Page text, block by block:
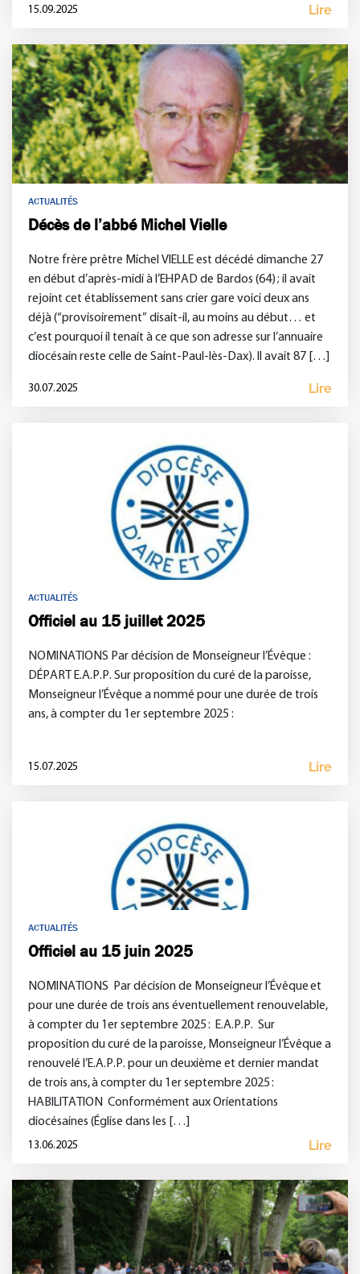
15.09.2025 Lire
ACTUALITÉS
Décès de l’abbé Michel Vielle
Notre frère prêtre Michel VIELLE est décédé dimanche 27
en début d’après-midi à l’EHPAD de Bardos (64) ; il avait
rejoint cet établissement sans crier gare voici deux ans
déjà (“provisoirement” disait-il, au moins au début… et
c’est pourquoi il tenait à ce que son adresse sur l’annuaire
diocésain reste celle de Saint-Paul-lès-Dax). Il avait 87 […]
30.07.2025 Lire
ACTUALITÉS
Officiel au 15 juillet 2025
NOMINATIONS Par décision de Monseigneur l’Évêque :
DÉPART E.A.P.P. Sur proposition du curé de la paroisse,
Monseigneur l’Évêque a nommé pour une durée de trois
ans, à compter du 1er septembre 2025 :
15.07.2025 Lire
ACTUALITÉS
Officiel au 15 juin 2025
NOMINATIONS Par décision de Monseigneur l’Évêque et
pour une durée de trois ans éventuellement renouvelable,
à compter du 1er septembre 2025 : E.A.P.P. Sur
proposition du curé de la paroisse, Monseigneur l’Évêque a
renouvelé l’E.A.P.P. pour un deuxième et dernier mandat
de trois ans, à compter du 1er septembre 2025 :
HABILITATION Conformément aux Orientations
diocésaines (Église dans les […]
13.06.2025 Lire